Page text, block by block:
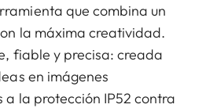
que combina un
la máxima creatividad.
fiable y precisa: creada
en imágenes
a la protección IP52 contra